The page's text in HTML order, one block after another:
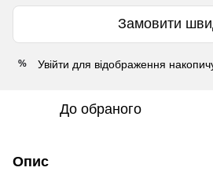
Замовити
% Увійти для відображення
До обраного
Опис